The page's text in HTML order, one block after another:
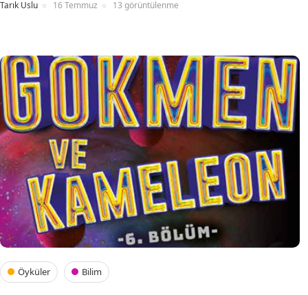
Tarık Uslu 16 Temmuz 13 görüntülenme
Öyküler Bilim